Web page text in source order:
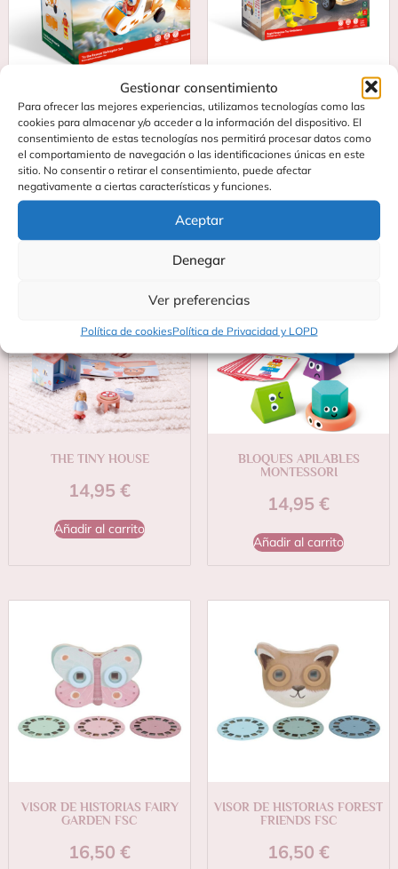
Gestionar consentimiento
Para ofrecer las mejores experiencias, utilizamos tecnologías como las
cookies para almacenar y/o acceder a la información del dispositivo. El
consentimiento de estas tecnologías nos permitirá procesar datos como
el comportamiento de navegación o las identificaciones únicas en este
sitio. No consentir o retirar el consentimiento, puede afectar
negativamente a ciertas características y funciones.
Aceptar
Denegar
Ver preferencias
Política de cookiesPolítica de Privacidad y LOPD
HELICÓPTERO MISIÓN
RESCATE
26,95€
Añadir al carrito
AMBULANCIA DE JUGUETE
24,95€
Añadir al carrito
THE TINY HOUSE
14,95 €
Añadir al carrito
BLOQUES APILABLES
MONTESSORI
14,95 €
Añadir al carrito
VISOR DE HISTORIAS FAIRY
GARDEN FSC
16,50 €
VISOR DE HISTORIAS FOREST
FRIENDS FSC
16,50 €